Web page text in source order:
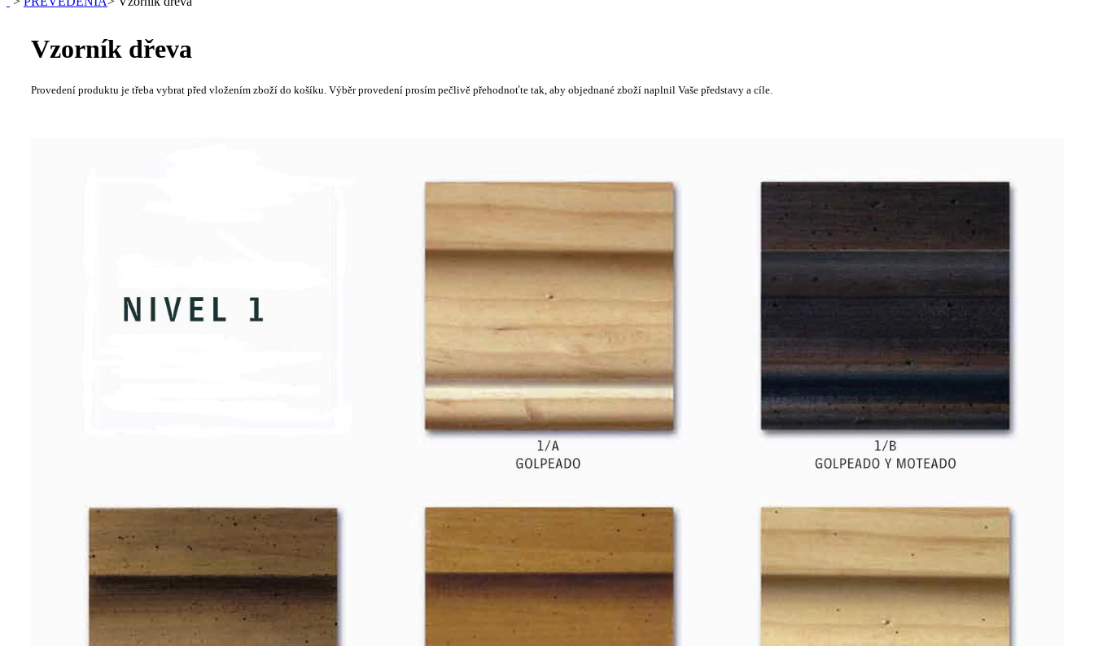
Vzorník dřeva
Provedení produktu je třeba vybrat před vložením zboží do košíku. Výběr provedení prosím pečlivě přehodnoťte tak, aby objednané zboží naplnil Vaše představy a cíle.